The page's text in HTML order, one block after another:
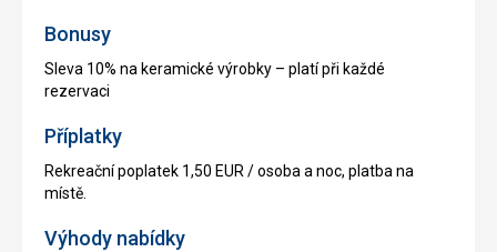
Bonusy
Sleva 10% na keramické výrobky – platí při každé
rezervaci
Příplatky
Rekreační poplatek 1,50 EUR / osoba a noc, platba na
místě.
Výhody nabídky